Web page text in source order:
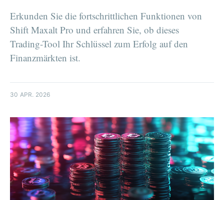
Erkunden Sie die fortschrittlichen Funktionen von
Shift Maxalt Pro und erfahren Sie, ob dieses
Trading-Tool Ihr Schlüssel zum Erfolg auf den
Finanzmärkten ist.
30 APR. 2026